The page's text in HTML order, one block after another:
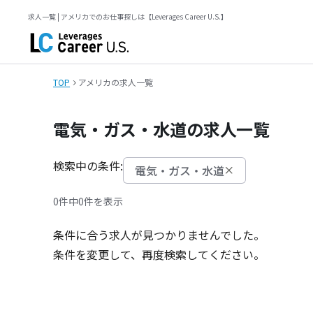
求人一覧 | アメリカでのお仕事探しは【Leverages Career U.S.】
TOP アメリカの求人一覧
電気・ガス・水道の求人一覧
検索中の条件: 電気・ガス・水道
0件中0件を表示
条件に合う求人が見つかりませんでした。
条件を変更して、再度検索してください。